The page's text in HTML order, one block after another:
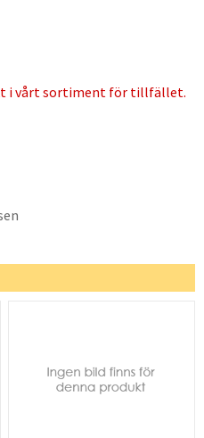
i vårt sortiment för tillfället.